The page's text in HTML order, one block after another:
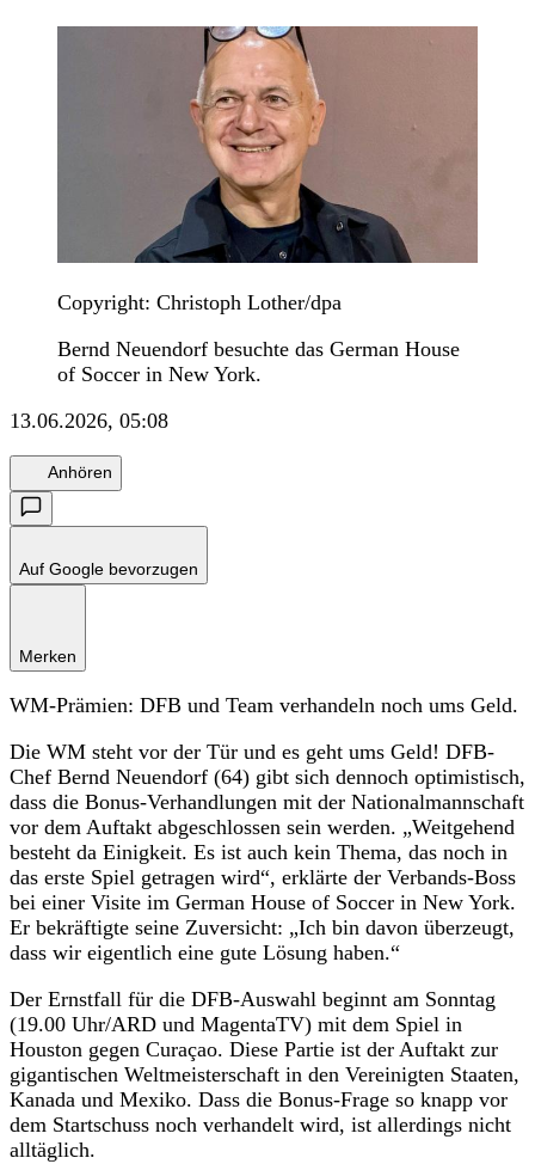
Copyright: Christoph Lother/dpa
Bernd Neuendorf besuchte das German House
of Soccer in New York.
13.06.2026, 05:08
Anhören
Auf Google bevorzugen
Merken
WM-Prämien: DFB und Team verhandeln noch ums Geld.
Die WM steht vor der Tür und es geht ums Geld! DFB-
Chef Bernd Neuendorf (64) gibt sich dennoch optimistisch,
dass die Bonus-Verhandlungen mit der Nationalmannschaft
vor dem Auftakt abgeschlossen sein werden. „Weitgehend
besteht da Einigkeit. Es ist auch kein Thema, das noch in
das erste Spiel getragen wird“, erklärte der Verbands-Boss
bei einer Visite im German House of Soccer in New York.
Er bekräftigte seine Zuversicht: „Ich bin davon überzeugt,
dass wir eigentlich eine gute Lösung haben.“
Der Ernstfall für die DFB-Auswahl beginnt am Sonntag
(19.00 Uhr/ARD und MagentaTV) mit dem Spiel in
Houston gegen Curaçao. Diese Partie ist der Auftakt zur
gigantischen Weltmeisterschaft in den Vereinigten Staaten,
Kanada und Mexiko. Dass die Bonus-Frage so knapp vor
dem Startschuss noch verhandelt wird, ist allerdings nicht
alltäglich.